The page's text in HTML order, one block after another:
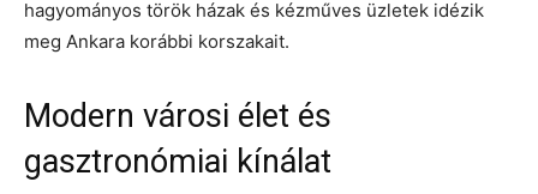
hagyományos török házak és kézműves üzletek idézik
meg Ankara korábbi korszakait.
Modern városi élet és
gasztronómiai kínálat